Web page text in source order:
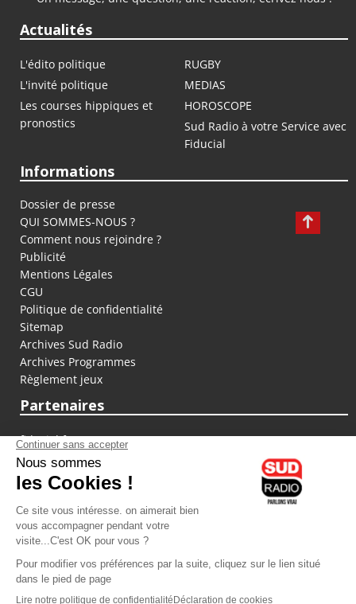
Actualités
L'édito politique
RUGBY
L'invité politique
MEDIAS
Les courses hippiques et
pronostics
HOROSCOPE
Sud Radio à votre Service avec
Fiducial
Informations
Dossier de presse
QUI SOMMES-NOUS ?
Comment nous rejoindre ?
Publicité
Mentions Légales
CGU
Politique de confidentialité
Sitemap
Archives Sud Radio
Archives Programmes
Règlement jeux
Partenaires
fiducial.fr
lyoncapitale.fr
olympique-et-lyonnais.com
L'application Iphone / Android
Téléchargez l'application
Les cookies